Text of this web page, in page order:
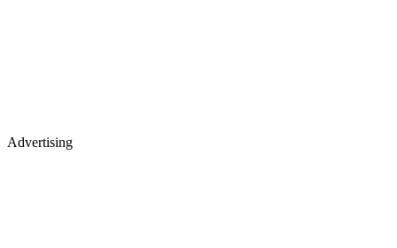
Advertising